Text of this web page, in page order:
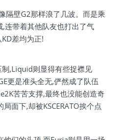
隔壁G2那样浪了几波。而是乘
连带着其他队友也打出了气
差均为正!
,Liquid则显得有些捉襟见
更是准头全无,俨然成了队伍
苦苦支撑,最终也没能创造奇
面下,却被KSCERATO挨个点